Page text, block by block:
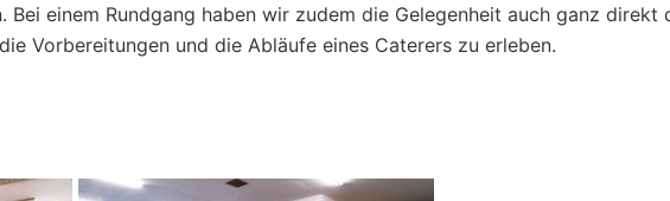
Bei einem Rundgang haben wir zudem die Gelegenheit auch ganz direkt
Vorbereitungen und die Abläufe eines Caterers zu erleben.